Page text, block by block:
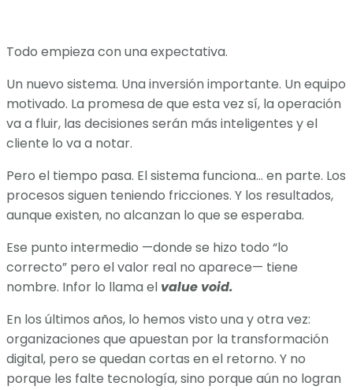
Todo empieza con una expectativa.
Un nuevo sistema. Una inversión importante. Un equipo
motivado. La promesa de que esta vez sí, la operación
va a fluir, las decisiones serán más inteligentes y el
cliente lo va a notar.
Pero el tiempo pasa. El sistema funciona… en parte. Los
procesos siguen teniendo fricciones. Y los resultados,
aunque existen, no alcanzan lo que se esperaba.
Ese punto intermedio —donde se hizo todo “lo
correcto” pero el valor real no aparece— tiene
nombre. Infor lo llama el value void.
En los últimos años, lo hemos visto una y otra vez:
organizaciones que apuestan por la transformación
digital, pero se quedan cortas en el retorno. Y no
porque les falte tecnología, sino porque aún no logran